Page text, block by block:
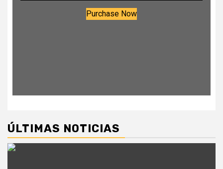
Purchase Now
ÚLTIMAS NOTICIAS